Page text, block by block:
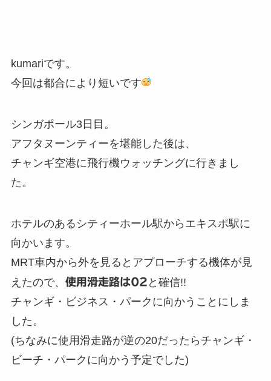
kumariです。
今回は都合により短いです
シンガポール3日目。
アフタヌーンティーを堪能した後は、
チャンギ空港に飛行機ウォッチングに行きまし
た。
ホテルのあるシティーホール駅からエキスポ駅に
向かいます。
MRT車内から外を見るとアプローチする機体が見
えたので、 使用滑走路は02 と確信!!
チャンギ・ビジネス・パークに向かうことにしま
した。
(ちなみに使用滑走路が逆の20だったらチャンギ・
ビーチ・パークに向かう予定でした)